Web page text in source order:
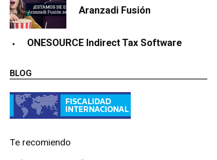
Aranzadi Fusión
ONESOURCE Indirect Tax Software
BLOG
Te recomiendo